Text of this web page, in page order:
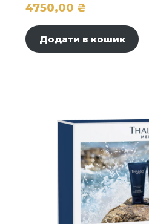
4750,00 ₴
Додати в кошик